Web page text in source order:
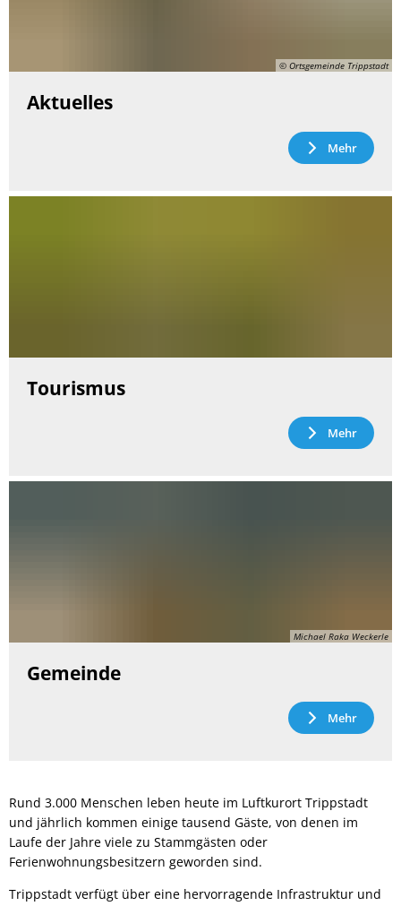
© Ortsgemeinde Trippstadt
Aktuelles
Mehr
Tourismus
Mehr
Michael Raka Weckerle
Gemeinde
Mehr
Rund 3.000 Menschen leben heute im Luftkurort Trippstadt
und jährlich kommen einige tausend Gäste, von denen im
Laufe der Jahre viele zu Stammgästen oder
Ferienwohnungsbesitzern geworden sind.
Trippstadt verfügt über eine hervorragende Infrastruktur und